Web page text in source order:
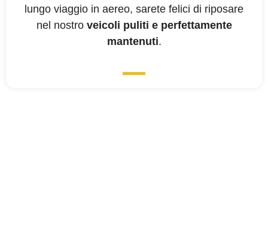
lungo viaggio in aereo, sarete felici di riposare
nel nostro veicoli puliti e perfettamente
mantenuti.